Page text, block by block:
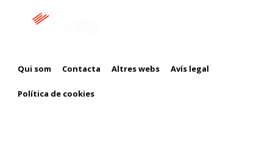
Qui som Contacta Altres webs Avís legal
Política de cookies